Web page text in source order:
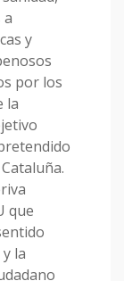
a
y
por los
la
que
la